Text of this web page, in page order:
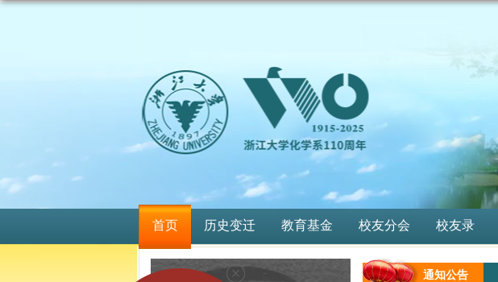
首页 历史变迁 教育基金 校友分会 校友录
通知公告